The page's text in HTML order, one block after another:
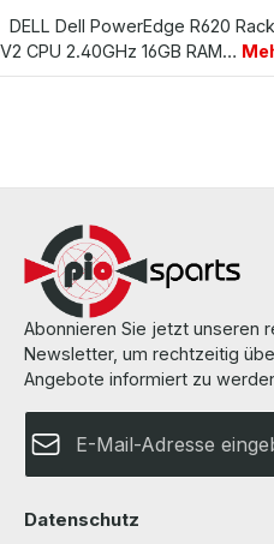
DELL Dell PowerEdge R620
V2 CPU 2.40GHz 16GB RAM…
Abonnieren Sie jetzt unseren
Newsletter, um rechtzeitig
Angebote informiert zu
Datenschutz